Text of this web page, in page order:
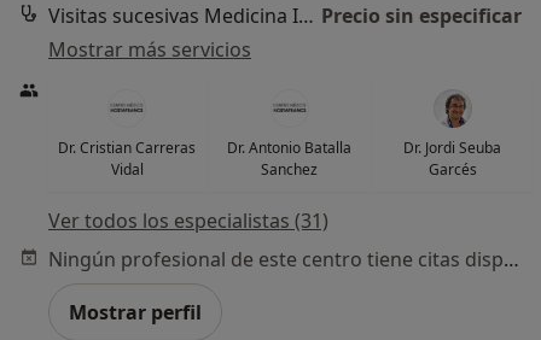
Visitas sucesivas Medicina Interna Precio sin especificar
Mostrar más servicios
Dr. Cristian Carreras
Vidal
Dr. Antonio Batalla
Sanchez
Dr. Jordi Seuba
Garcés
Ver todos los especialistas (31)
Ningún profesional de este centro tiene citas disponibles
Mostrar perfil